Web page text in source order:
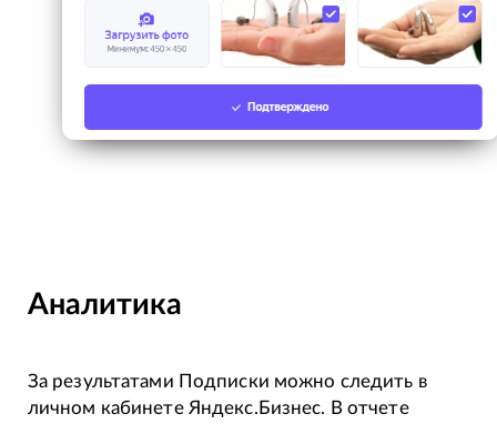
Аналитика
За результатами Подписки можно следить в
личном кабинете Яндекс.Бизнес. В отчете